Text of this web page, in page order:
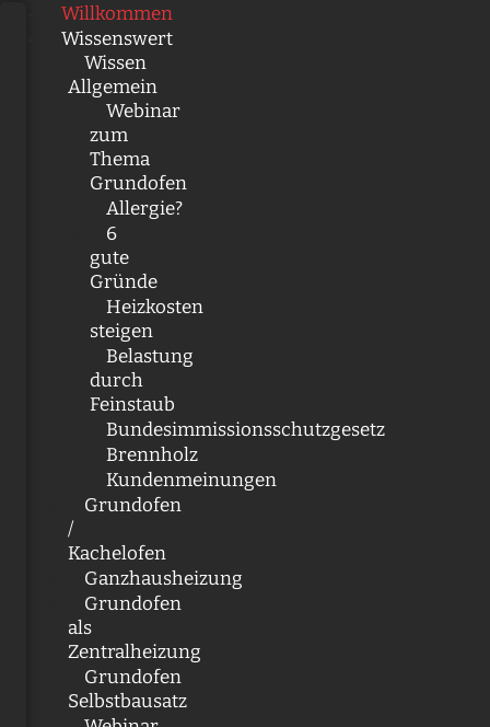
Willkommen
Wissenswert
Wissen
Allgemein
Webinar
zum
Thema
Grundofen
Allergie?
6
gute
Gründe
Heizkosten
steigen
Belastung
durch
Feinstaub
Bundesimmissionsschutzgesetz
Brennholz
Kundenmeinungen
Grundofen
/
Kachelofen
Ganzhausheizung
Grundofen
als
Zentralheizung
Grundofen
Selbstbausatz